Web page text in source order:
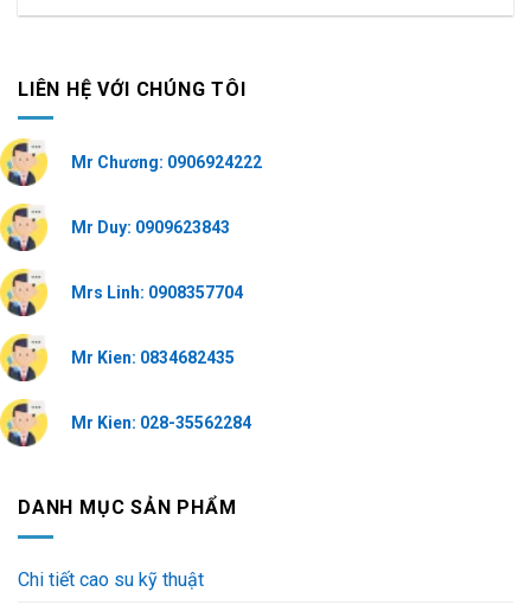
LIÊN HỆ VỚI CHÚNG TÔI
Mr Chương: 0906924222
Mr Duy: 0909623843
Mrs Linh: 0908357704
Mr Kien: 0834682435
Mr Kien: 028-35562284
DANH MỤC SẢN PHẨM
Chi tiết cao su kỹ thuật